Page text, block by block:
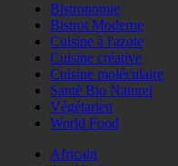
Bistronomie
Bistrot Moderne
Cuisine à l'azote
Cuisine créative
Cuisine moléculaire
Santé Bio Naturel
Végétarien
World Food
Africain